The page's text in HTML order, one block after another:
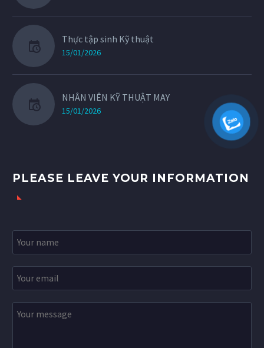
Thực tập sinh Kỹ thuật
15/01/2026
NHÂN VIÊN KỸ THUẬT MAY
15/01/2026
PLEASE LEAVE YOUR INFORMATION